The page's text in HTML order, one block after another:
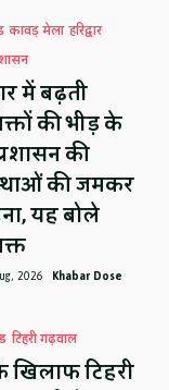
कावड़ मेला हरिद्वार
में बढ़ती
की भीड़ के
की
की जमकर
यह बोले
2026 Khabar Dose
टिहरी गढ़वाल
टिहरी